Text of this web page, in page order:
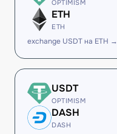
OPTIMISM
ETH
ETH
exchange USDT на ETH →
USDT
OPTIMISM
DASH
DASH